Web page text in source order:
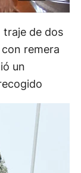
traje de dos
remera
un